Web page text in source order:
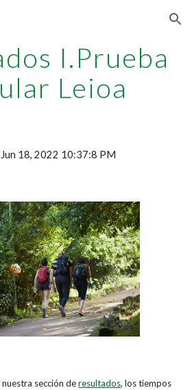
Skip to navigation
I.Prueba
Leioa
Jun 18, 2022 10:37:8 PM
sección de resultados, los tiempos